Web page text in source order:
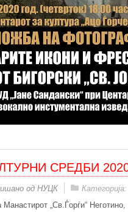
СРЕДБИ
од НУЦК Категорија:
„Св.Ѓорѓи“